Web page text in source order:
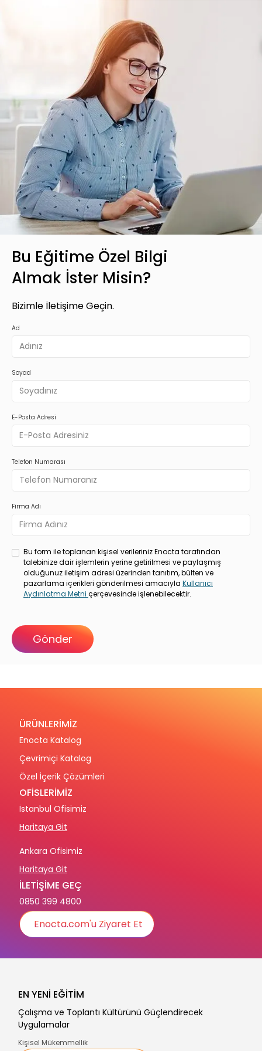
Bu Eğitime Özel Bilgi
Almak İster Misin?
Bizimle İletişime Geçin.
Ad
Soyad
E-Posta Adresi
Telefon Numarası
Firma Adı
Bu form ile toplanan kişisel verileriniz Enocta tarafından
talebinize dair işlemlerin yerine getirilmesi ve paylaşmış
olduğunuz iletişim adresi üzerinden tanıtım, bülten ve
pazarlama içerikleri gönderilmesi amacıyla Kullanıcı
Aydınlatma Metni çerçevesinde işlenebilecektir.
ÜRÜNLERİMİZ
Enocta Katalog
Çevrimiçi Katalog
Özel İçerik Çözümleri
OFİSLERİMİZ
İstanbul Ofisimiz
Haritaya Git
Ankara Ofisimiz
Haritaya Git
İLETİŞİME GEÇ
0850 399 4800
Enocta.com'u Ziyaret Et
EN YENİ EĞİTİM
Çalışma ve Toplantı Kültürünü Güçlendirecek
Uygulamalar
Kişisel Mükemmellik
olarak, hazır öğrenme deneyimleri haline
getirdiğimiz gelişim yolculukları; liderlik
eğitimleri ve yenilikçi öğrenme
yöntemleri ile hazırlanmış eğitimleri
Teklif Listeme Ekle